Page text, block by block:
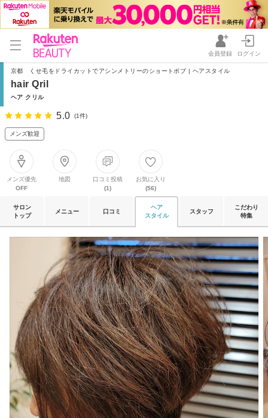
会員登録 ログイン
京都 くせ毛をドライカットでアシンメトリーのショートボブ | ヘアスタイル
hair Qril
ヘア クリル
5.0 (1件)
メンズ歓迎
メンズ優先
OFF
地図
口コミ投稿
(1)
お気に入り
(56)
サロン
トップ
メニュー 口コミ
ヘア
スタイル
スタッフ
こだわり
特集